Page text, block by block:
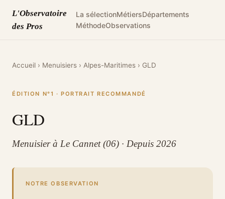
L'Observatoire
des Pros
La sélectionMétiersDépartements
MéthodeObservations
Accueil › Menuisiers › Alpes-Maritimes › GLD
ÉDITION N°1 · PORTRAIT RECOMMANDÉ
GLD
Menuisier à Le Cannet (06) · Depuis 2026
NOTRE OBSERVATION